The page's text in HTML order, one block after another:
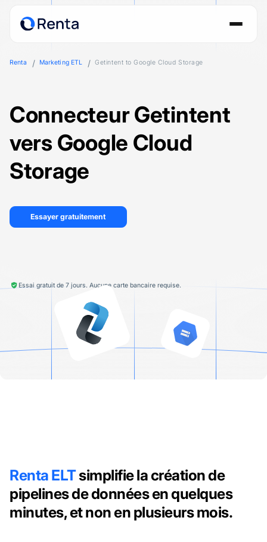
Renta Marketing ETL Getintent to Google Cloud Storage
Connecteur Getintent
vers Google Cloud
Storage
Essayer gratuitement
Essai gratuit de 7 jours. Aucune carte bancaire requise.
Renta ELTsimplifie la création de
pipelines de données en quelques
minutes, et non en plusieurs mois.